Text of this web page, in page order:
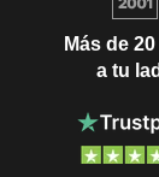
Más de
a tu